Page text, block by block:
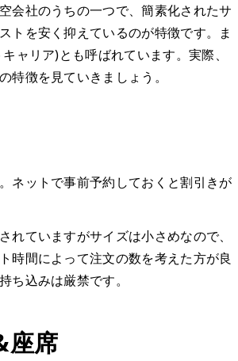
会社のうちの一つで、簡素化されたサ
トを安く抑えているのが特徴です。ま
ャリア)とも呼ばれています。実際、
特徴を見ていきましょう。
ネットで事前予約しておくと割引きが
れていますがサイズは小さめなので、
時間によって注文の数を考えた方が良
ち込みは厳禁です。
座席